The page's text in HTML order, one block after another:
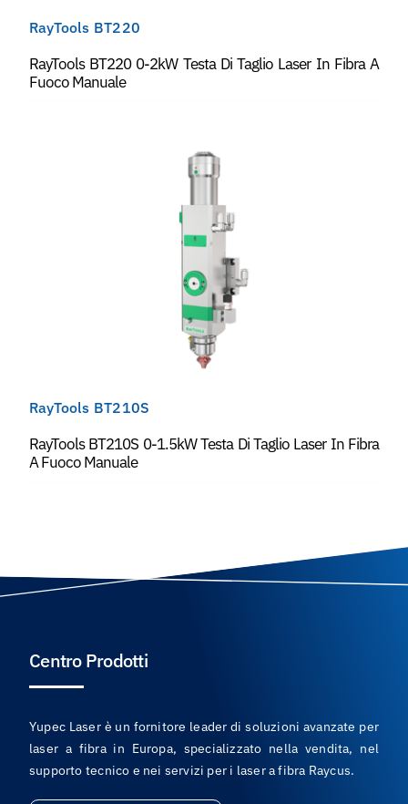
RayTools BT220
RayTools BT220 0-2kW Testa Di Taglio Laser In Fibra A
Fuoco Manuale
RayTools BT210S
RayTools BT210S 0-1.5kW Testa Di Taglio Laser In Fibra
A Fuoco Manuale
Centro Prodotti
Yupec Laser è un fornitore leader di soluzioni avanzate per
laser a fibra in Europa, specializzato nella vendita, nel
supporto tecnico e nei servizi per i laser a fibra Raycus.